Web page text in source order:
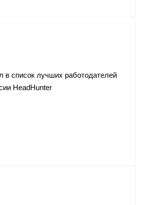
в список лучших работодателей
HeadHunter